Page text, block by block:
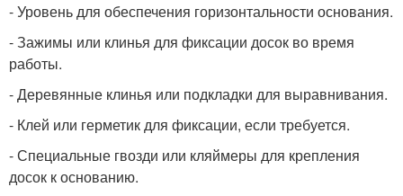
- Уровень для обеспечения горизонтальности основания.
- Зажимы или клинья для фиксации досок во время
работы.
- Деревянные клинья или подкладки для выравнивания.
- Клей или герметик для фиксации, если требуется.
- Специальные гвозди или кляймеры для крепления
досок к основанию.